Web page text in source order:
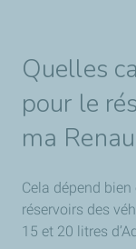
Quelles
pour le
ma
Cela dépend
réservoirs des
15 et 20 litres